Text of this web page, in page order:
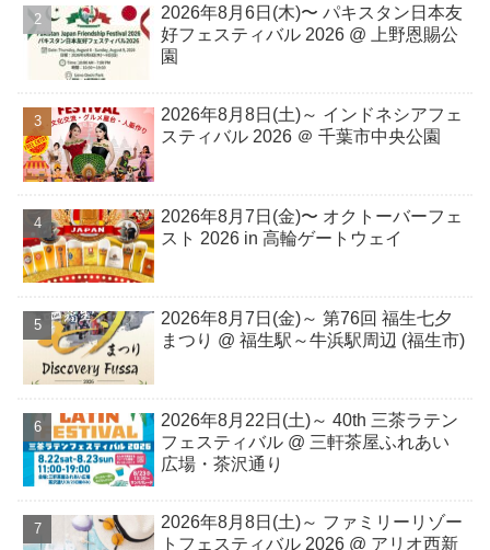
2026年8月6日(木)〜 パキスタン日本友
好フェスティバル 2026 @ 上野恩賜公
園
2026年8月8日(土)～ インドネシアフェ
スティバル 2026 ＠ 千葉市中央公園
2026年8月7日(金)〜 オクトーバーフェ
スト 2026 in 高輪ゲートウェイ
2026年8月7日(金)～ 第76回 福生七夕
まつり @ 福生駅～牛浜駅周辺 (福生市)
2026年8月22日(土)～ 40th 三茶ラテン
フェスティバル @ 三軒茶屋ふれあい
広場・茶沢通り
2026年8⽉8⽇(⼟)～ ファミリーリゾー
トフェスティバル 2026 @ アリオ西新